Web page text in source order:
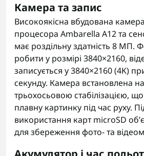
Камера та запис
Високоякісна вбудована
процесора Ambarella A12 та
має роздільну здатність 8 МП.
робити у розмірі 3840×2160,
записується у 3840×2160 (4K)
секунду. Камера встановлена на
трьохосьовою стабілізацією,
плавну картинку під час руху.
використання карт microSD
для збереження фото- та